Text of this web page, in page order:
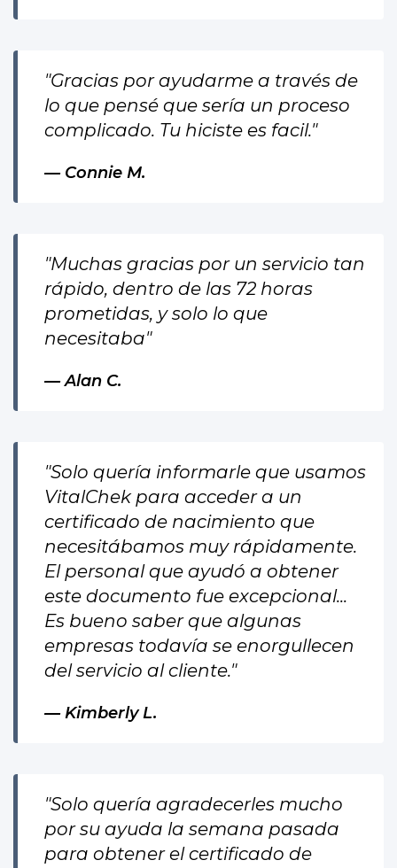
"Gracias por ayudarme a través de
lo que pensé que sería un proceso
complicado. Tu hiciste es facil."
Connie M.
"Muchas gracias por un servicio tan
rápido, dentro de las 72 horas
prometidas, y solo lo que
necesitaba"
Alan C.
"Solo quería informarle que usamos
VitalChek para acceder a un
certificado de nacimiento que
necesitábamos muy rápidamente.
El personal que ayudó a obtener
este documento fue excepcional...
Es bueno saber que algunas
empresas todavía se enorgullecen
del servicio al cliente."
Kimberly L.
"Solo quería agradecerles mucho
por su ayuda la semana pasada
para obtener el certificado de